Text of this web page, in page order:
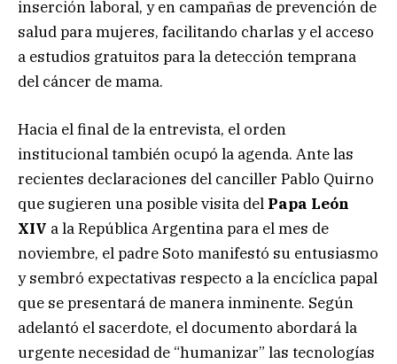
inserción laboral, y en campañas de prevención de
salud para mujeres, facilitando charlas y el acceso
a estudios gratuitos para la detección temprana
del cáncer de mama.
Hacia el final de la entrevista, el orden
institucional también ocupó la agenda. Ante las
recientes declaraciones del canciller Pablo Quirno
que sugieren una posible visita del Papa León
XIV a la República Argentina para el mes de
noviembre, el padre Soto manifestó su entusiasmo
y sembró expectativas respecto a la encíclica papal
que se presentará de manera inminente. Según
adelantó el sacerdote, el documento abordará la
urgente necesidad de “humanizar” las tecnologías